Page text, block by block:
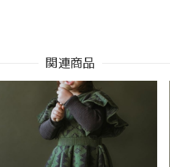
関連商品